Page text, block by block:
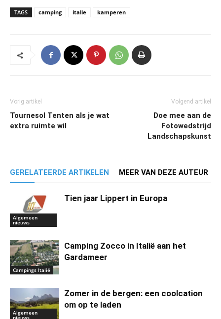
TAGS camping italie kamperen
Vorig artikel
Tournesol Tenten als je wat
extra ruimte wil
Volgend artikel
Doe mee aan de
Fotowedstrijd
Landschapskunst
GERELATEERDE ARTIKELEN MEER VAN DEZE AUTEUR
Algemeen
nieuws
Tien jaar Lippert in Europa
Campings Italië
Camping Zocco in Italië aan het
Gardameer
Algemeen
nieuws
Zomer in de bergen: een coolcation
om op te laden